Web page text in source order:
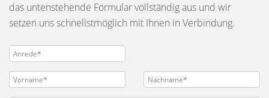
das untenstehende Formular vollständig aus und wir
setzen uns schnellstmöglich mit Ihnen in Verbindung.